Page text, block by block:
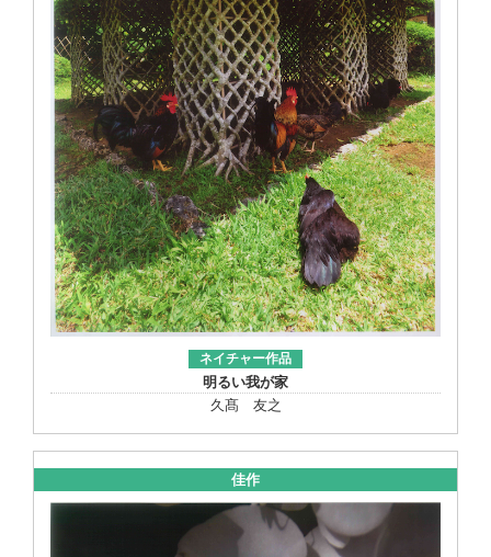
ネイチャー作品
明るい我が家
久髙 友之
佳作